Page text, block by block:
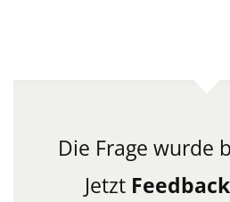
Die Frage wurde
Jetzt